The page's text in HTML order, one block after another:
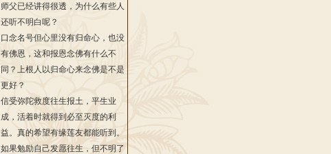
师父已经讲得很透，为什么有些人
还听不明白呢？
口念名号但心里没有归命心，也没
有佛恩，这和报恩念佛有什么不
同？上根人以归命心来念佛是不是
更好？
信受弥陀救度往生报土，平生业
成，活着时就得到必至灭度的利
益。真的希望有缘莲友都能听到。
如果勉励自己发愿往生，但不明了